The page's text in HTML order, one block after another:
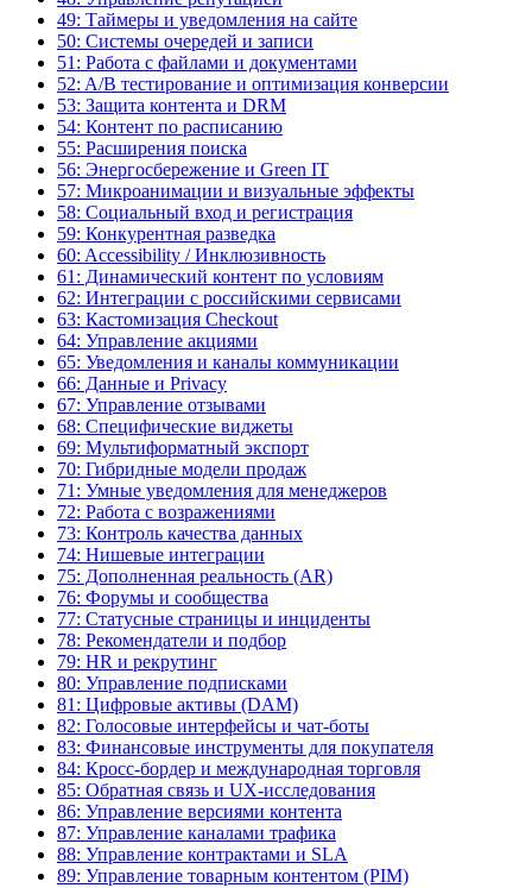
49: Таймеры и уведомления на сайте
50: Системы очередей и записи
51: Работа с файлами и документами
52: A/B тестирование и оптимизация конверсии
53: Защита контента и DRM
54: Контент по расписанию
55: Расширения поиска
56: Энергосбережение и Green IT
57: Микроанимации и визуальные эффекты
58: Социальный вход и регистрация
59: Конкурентная разведка
60: Accessibility / Инклюзивность
61: Динамический контент по условиям
62: Интеграции с российскими сервисами
63: Кастомизация Checkout
64: Управление акциями
65: Уведомления и каналы коммуникации
66: Данные и Privacy
67: Управление отзывами
68: Специфические виджеты
69: Мультиформатный экспорт
70: Гибридные модели продаж
71: Умные уведомления для менеджеров
72: Работа с возражениями
73: Контроль качества данных
74: Нишевые интеграции
75: Дополненная реальность (AR)
76: Форумы и сообщества
77: Статусные страницы и инциденты
78: Рекомендатели и подбор
79: HR и рекрутинг
80: Управление подписками
81: Цифровые активы (DAM)
82: Голосовые интерфейсы и чат-боты
83: Финансовые инструменты для покупателя
84: Кросс-бордер и международная торговля
85: Обратная связь и UX-исследования
86: Управление версиями контента
87: Управление каналами трафика
88: Управление контрактами и SLA
89: Управление товарным контентом (PIM)